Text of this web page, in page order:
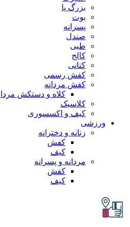
بزرگ پا
پسرانه
کفش رسمی
کفش مردانه
کلاه و دستکش مردانه
کلاسیک
کیف و اکسسوری
زنانه و دخترانه
مردانه و پسرانه